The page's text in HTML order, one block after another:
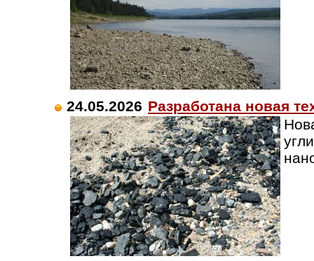
24.05.2026 Разработана новая